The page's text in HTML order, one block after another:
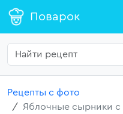
Поварок
Рецепты с фото
Яблочные сырники